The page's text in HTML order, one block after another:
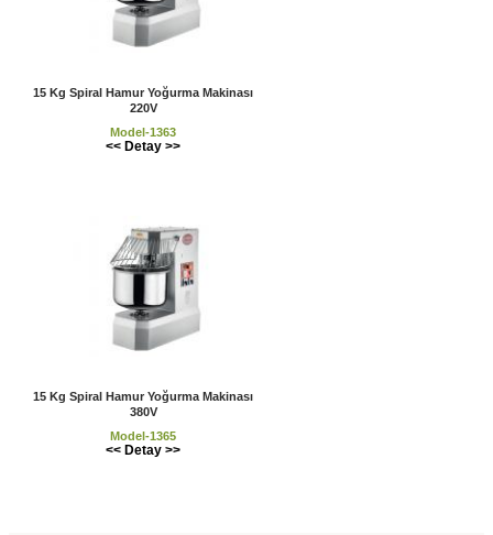
15 Kg Spiral Hamur Yoğurma Makinası
220V
Model-1363
<< Detay >>
15 Kg Spiral Hamur Yoğurma Makinası
380V
Model-1365
<< Detay >>